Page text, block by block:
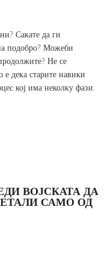
Сакате да ги
подобро? Можеби
Не се
е дека старите навики
кој има неколку фази.
ВОЈСКАТА ДА
САМО ОД